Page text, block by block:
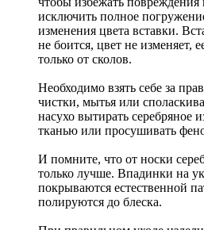
исключить полное
изменения цвета вставки.
не боится, цвет не изменяет,
только от сколов.
Необходимо взять себе за
чистки, мытья или
насухо вытирать серебряное
тканью или просушивать
И помните, что от носки
только лучше. Впадинки на
покрываются естественной
полируются до блеска.